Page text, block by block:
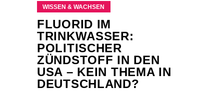
WISSEN & WACHSEN
FLUORID IM
TRINKWASSER:
POLITISCHER
ZÜNDSTOFF IN DEN
USA – KEIN THEMA IN
DEUTSCHLAND?